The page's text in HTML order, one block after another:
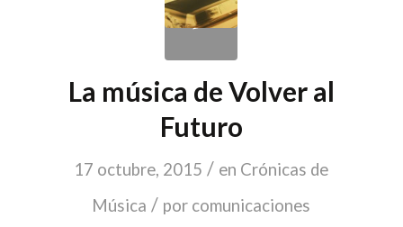
La música de Volver al
Futuro
17 octubre, 2015 / en Crónicas de
Música / por comunicaciones